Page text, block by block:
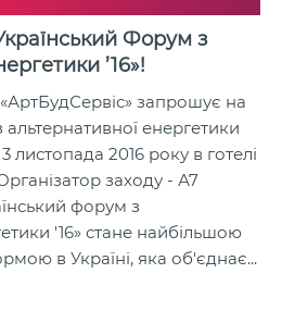
Форум з
’16»!
запрошує на
енергетики
листопада 2016 року в готелі
заходу - А7
форум з
'16» стане найбільшою
в Україні, яка об'єднає...